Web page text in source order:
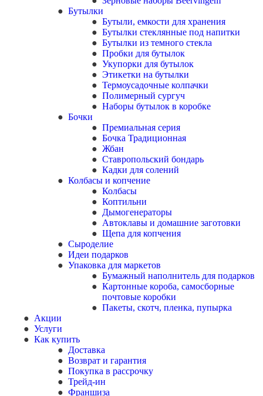
Бутылки
Бутыли, емкости для хранения
Бутылки стеклянные под напитки
Бутылки из темного стекла
Пробки для бутылок
Укупорки для бутылок
Этикетки на бутылки
Термоусадочные колпачки
Полимерный сургуч
Наборы бутылок в коробке
Бочки
Премиальная серия
Бочка Традиционная
Жбан
Ставропольский бондарь
Кадки для солений
Колбасы и копчение
Колбасы
Коптильни
Дымогенераторы
Автоклавы и домашние заготовки
Щепа для копчения
Сыроделие
Идеи подарков
Упаковка для маркетов
Бумажный наполнитель для подарков
Картонные короба, самосборные
почтовые коробки
Пакеты, скотч, пленка, пупырка
Акции
Услуги
Как купить
Доставка
Возврат и гарантия
Покупка в рассрочку
Трейд-ин
Франшиза